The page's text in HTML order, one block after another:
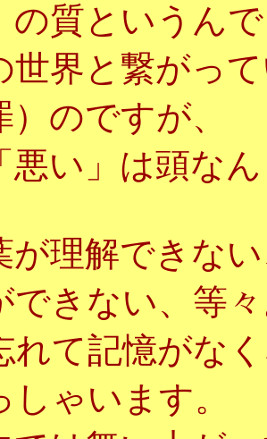
の質というん
世界と繋がっ
のですが、
悪い」は頭な
が理解できな
できない、等
れて記憶がな
ゃいます。